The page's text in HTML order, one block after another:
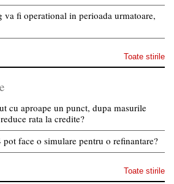
fi operational in perioada urmatoare,
Toate stirile
cu aproape un punct, dupa masurile
rata la credite?
face o simulare pentru o refinantare?
Toate stirile